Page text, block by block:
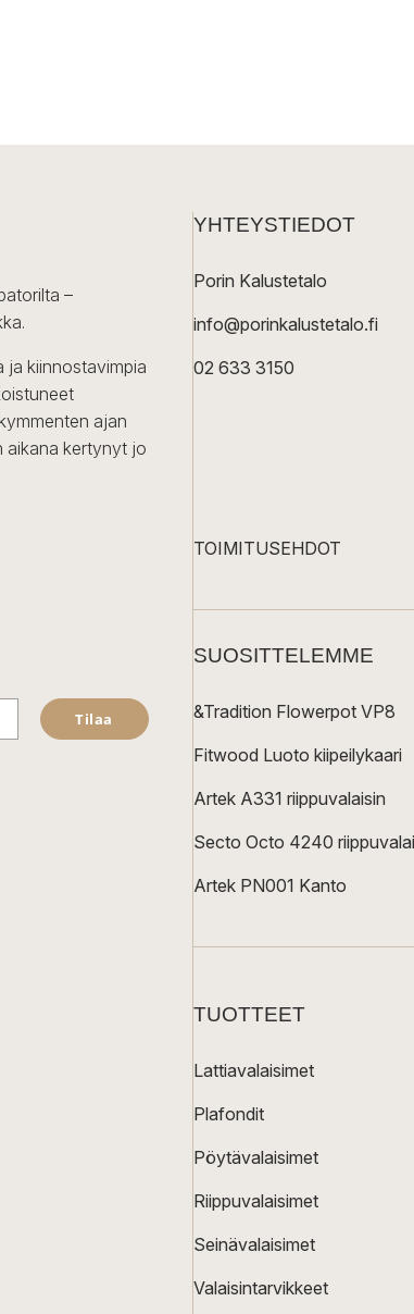
–
ja kiinnostavimpia
ajan
aikana kertynyt jo
Tilaa
YHTEYSTIEDOT
Porin Kalustetalo
info@porinkalustetalo.fi
02 633 3150
TOIMITUSEHDOT
SUOSITTELEMME
&Tradition Flowerpot VP8
Fitwood Luoto kiipeilykaari
Artek A331 riippuvalaisin
Secto Octo 4240
Artek PN001 Kanto
TUOTTEET
Lattiavalaisimet
Plafondit
Pöytävalaisimet
Riippuvalaisimet
Seinävalaisimet
Valaisintarvikkeet